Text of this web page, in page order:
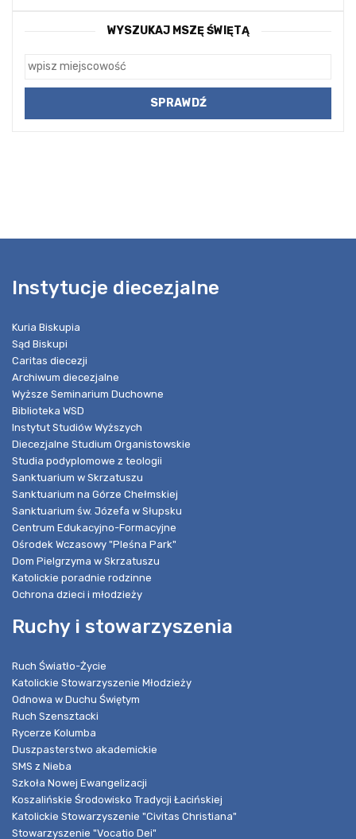
WYSZUKAJ MSZĘ ŚWIĘTĄ
Instytucje diecezjalne
Kuria Biskupia
Sąd Biskupi
Caritas diecezji
Archiwum diecezjalne
Wyższe Seminarium Duchowne
Biblioteka WSD
Instytut Studiów Wyższych
Diecezjalne Studium Organistowskie
Studia podyplomowe z teologii
Sanktuarium w Skrzatuszu
Sanktuarium na Górze Chełmskiej
Sanktuarium św. Józefa w Słupsku
Centrum Edukacyjno-Formacyjne
Ośrodek Wczasowy "Pleśna Park"
Dom Pielgrzyma w Skrzatuszu
Katolickie poradnie rodzinne
Ochrona dzieci i młodzieży
Ruchy i stowarzyszenia
Ruch Światło-Życie
Katolickie Stowarzyszenie Młodzieży
Odnowa w Duchu Świętym
Ruch Szensztacki
Rycerze Kolumba
Duszpasterstwo akademickie
SMS z Nieba
Szkoła Nowej Ewangelizacji
Koszalińskie Środowisko Tradycji Łacińskiej
Katolickie Stowarzyszenie "Civitas Christiana"
Stowarzyszenie "Vocatio Dei"